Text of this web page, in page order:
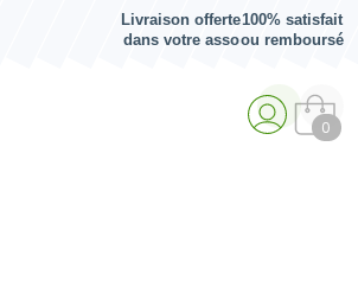
Livraison offerte
dans votre asso
100% satisfait
ou remboursé
0